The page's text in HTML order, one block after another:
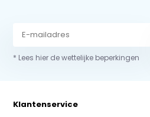
* Lees hier de wettelijke beperkingen
Klantenservice